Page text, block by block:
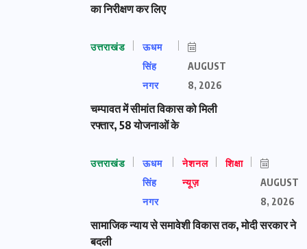
का निरीक्षण कर लिए
उत्तराखंड
ऊधम
सिंह
नगर
AUGUST
8, 2026
चम्पावत में सीमांत विकास को मिली
रफ्तार, 58 योजनाओं के
उत्तराखंड
ऊधम
सिंह
नगर
नेशनल
न्यूज़
शिक्षा
AUGUST
8, 2026
सामाजिक न्याय से समावेशी विकास तक, मोदी सरकार ने
बदली